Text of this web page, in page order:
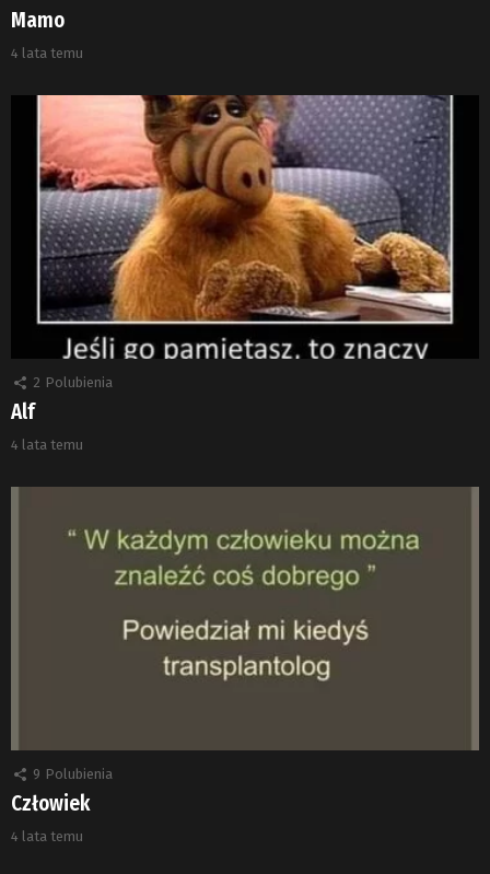
Mamo
4 lata temu
2 Polubienia
Alf
4 lata temu
9 Polubienia
Człowiek
4 lata temu